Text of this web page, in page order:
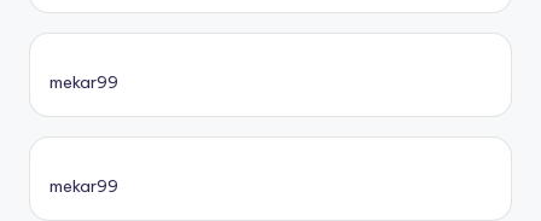
mekar99
mekar99